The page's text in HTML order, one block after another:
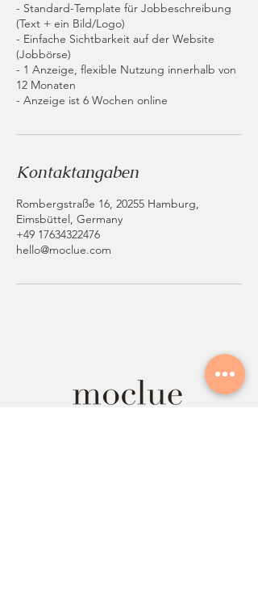
- Standard-Template für Jobbeschreibung
(Text + ein Bild/Logo)
- Einfache Sichtbarkeit auf der Website
(Jobbörse)
- 1 Anzeige, flexible Nutzung innerhalb von
12 Monaten
Kontaktangaben
Rombergstraße 16, 20255 Hamburg,
Eimsbüttel, Germany
+49 17634322476
hello@moclue.com